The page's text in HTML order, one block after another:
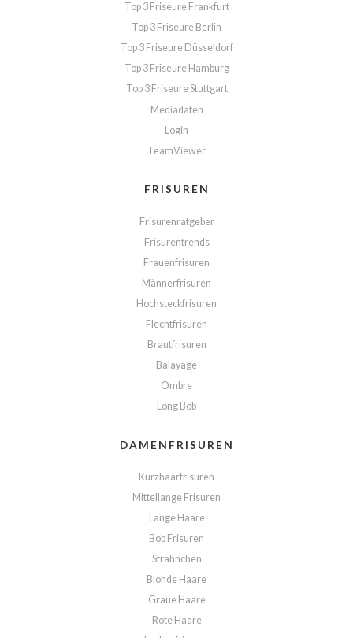
Top 3 Friseure Frankfurt
Top 3 Friseure Berlin
Top 3 Friseure Düsseldorf
Top 3 Friseure Hamburg
Top 3 Friseure Stuttgart
Mediadaten
Login
TeamViewer
FRISUREN
Frisurenratgeber
Frisurentrends
Frauenfrisuren
Männerfrisuren
Hochsteckfrisuren
Flechtfrisuren
Brautfrisuren
Balayage
Ombre
Long Bob
DAMENFRISUREN
Kurzhaarfrisuren
Mittellange Frisuren
Lange Haare
Bob Frisuren
Strähnchen
Blonde Haare
Graue Haare
Rote Haare